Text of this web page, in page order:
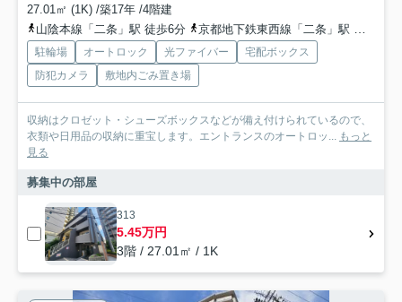
27.01㎡ (1K) /築17年 /4階建
山陰本線「二条」駅 徒歩6分
京都地下鉄東西線「二条」駅 徒歩6分
駐輪場 オートロック 光ファイバー
宅配ボックス
防犯カメラ
敷地内ごみ置き場
収納はクロゼット・シューズボックスなどが備え付けられているので、
衣類や日用品の収納に重宝します。エントランスのオートロッ... もっと
見る
募集中の部屋
313
5.45万円
3階 / 27.01㎡ / 1K